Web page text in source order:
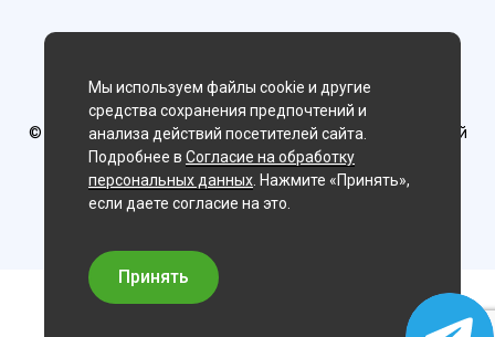
Магнитогорск
© Delaflor - доставка цветов, 2012-2026 ИП Рыжков Евгений
Вячеславович
ИНН 540409481687 ОГРН 325547600130383
Мы используем файлы cookie и другие
средства сохранения предпочтений и
анализа действий посетителей сайта.
Подробнее в Согласие на обработку
персональных данных . Нажмите «Принять»,
если даете согласие на это.
Принять